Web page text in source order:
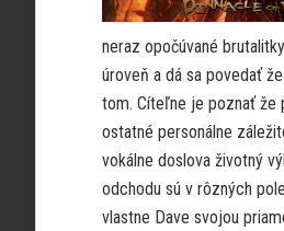
neraz opočúvané
úroveň a dá sa povedať
tom. Cíteľne je poznať že
ostatné personálne
vokálne doslova životný
odchodu sú v rôzných
vlastne Dave svojou